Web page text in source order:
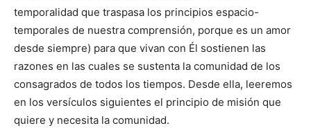
temporalidad que traspasa los principios espacio-
temporales de nuestra comprensión, porque es un amor
desde siempre) para que vivan con Él sostienen las
razones en las cuales se sustenta la comunidad de los
consagrados de todos los tiempos. Desde ella, leeremos
en los versículos siguientes el principio de misión que
quiere y necesita la comunidad.